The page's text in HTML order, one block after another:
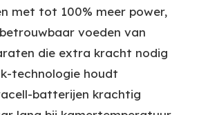
met tot 100% meer power,
voeden van
die extra kracht nodig
technologie houdt
batterijen krachtig